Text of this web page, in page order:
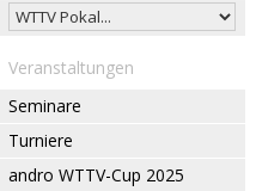
Veranstaltungen
Seminare
Turniere
andro WTTV-Cup 2025